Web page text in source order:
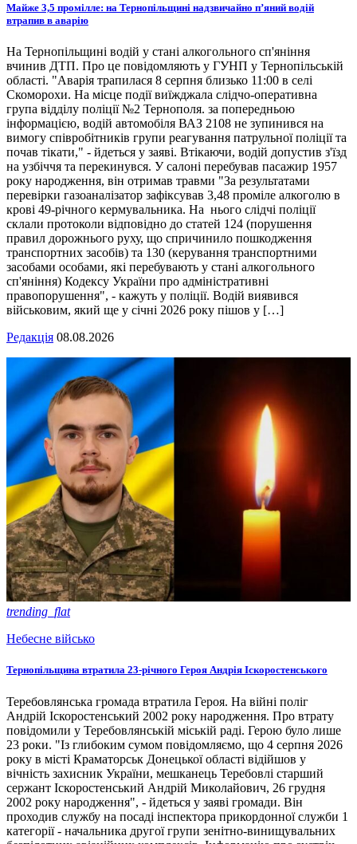
Майже 3,5 промілле: на Тернопільщині надзвичайно п’яний водій
втрапив в аварію
На Тернопільщині водій у стані алкогольного сп'яніння
вчинив ДТП. Про це повідомляють у ГУНП у Тернопільській
області. "Аварія трапилася 8 серпня близько 11:00 в селі
Скоморохи. На місце події виїжджала слідчо-оперативна
група відділу поліції №2 Тернополя. за попередньою
інформацією, водій автомобіля ВАЗ 2108 не зупинився на
вимогу співробітників групи реагування патрульної поліції та
почав тікати," - йдеться у заяві. Втікаючи, водій допустив з'їзд
на узбіччя та перекинувся. У салоні перебував пасажир 1957
року народження, він отримав травми "За результатами
перевірки газоаналізатор зафіксував 3,48 проміле алкоголю в
крові 49-річного кермувальника. На нього слідчі поліції
склали протоколи відповідно до статей 124 (порушення
правил дорожнього руху, що спричинило пошкодження
транспортних засобів) та 130 (керування транспортними
засобами особами, які перебувають у стані алкогольного
сп'яніння) Кодексу України про адміністративні
правопорушення", - кажуть у поліції. Водій виявився
військовим, який ще у січні 2026 року пішов у […]
Редакція 08.08.2026
trending_flat
Небесне військо
Тернопільщина втратила 23-річного Героя Андрія Іскоростенського
Теребовлянська громада втратила Героя. На війні поліг
Андрій Іскоростенський 2002 року народження. Про втрату
повідомили у Теребовлянській міській раді. Герою було лише
23 роки. "Із глибоким сумом повідомляємо, що 4 серпня 2026
року в місті Краматорськ Донецької області відійшов у
вічність захисник України, мешканець Теребовлі старший
сержант Іскоростенський Андрій Миколайович, 26 грудня
2002 року народження", - йдеться у заяві громади. Він
проходив службу на посаді інспектора прикордонної служби 1
категорії - начальника другої групи зенітно-винищувальних